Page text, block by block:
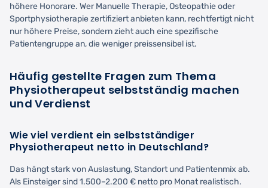
höhere Honorare. Wer Manuelle Therapie, Osteopathie oder
Sportphysiotherapie zertifiziert anbieten kann, rechtfertigt nicht
nur höhere Preise, sondern zieht auch eine spezifische
Patientengruppe an, die weniger preissensibel ist.
Häufig gestellte Fragen zum Thema
Physiotherapeut selbstständig machen
und Verdienst
Wie viel verdient ein selbstständiger
Physiotherapeut netto in Deutschland?
Das hängt stark von Auslastung, Standort und Patientenmix ab.
Als Einsteiger sind 1.500–2.200 € netto pro Monat realistisch.